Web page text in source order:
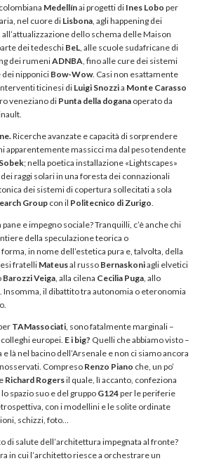
Medellínai progetti di Ines Lobo per
nel cuore di Lisbona , agli happening dei
, all’attualizzazione dello schema delle Maison
dei tedeschi BeL , alle scuole sudafricane di
dei rumeniADNBA , fino alle cure dei sistemi
nipponici Bow-Wow. Casi non esattamente
ticinesi di Luigi Snozzia Monte Carasso
veneziano di Punta della dogana operato da
Ricerche avanzate e capacità di sorprendere
apparentemente massicci ma dal peso tendente
; nella poetica installazione «Lightscapes»
raggi solari in una foresta dei connazionali
dei sistemi di copertura sollecitati a sola
Groupcon il Politecnico di Zurigo
e impegno sociale? Tranquilli, c’è anche chi
della speculazione teorica o
in nome dell’estetica pura e, talvolta, della
fratelli Mateusal russo Bernaskoniagli elvetici
Barozzi Veiga , alla cilena Cecilia Puga , allo
. Insomma, il dibattito tra autonomia o eteronomia
TAMassociati , sono fatalmente marginali –
europei. E i big? Quelli che abbiamo visto –
là nel bacino dell’Arsenale e non ci siamo ancora
Compreso Renzo Piano che, un po’
Richard Rogersil quale, lì accanto, confeziona
spazio suo e del gruppo G124per le periferie
con i modellini e le solite ordinate
schizzi, foto…
di salute dell’architettura impegnata al fronte?
in cui l’architetto riesce a orchestrare un